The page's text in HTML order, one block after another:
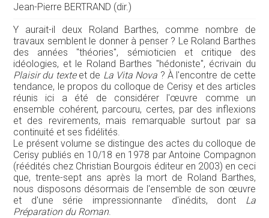
Jean-Pierre BERTRAND (dir.)
Y aurait-il deux Roland Barthes, comme nombre de
travaux semblent le donner à penser ? Le Roland Barthes
des années "théories", sémioticien et critique des
idéologies, et le Roland Barthes "hédoniste", écrivain du
Plaisir du texteet de La Vita Nova ? À l'encontre de cette
tendance, le propos du colloque de Cerisy et des articles
réunis ici a été de considérer l'œuvre comme un
ensemble cohérent, parcouru, certes, par des inflexions
et des revirements, mais remarquable surtout par sa
continuité et ses fidélités.
Le présent volume se distingue des actes du colloque de
Cerisy publiés en 10/18 en 1978 par Antoine Compagnon
(réédités chez Christian Bourgois éditeur en 2003) en ceci
que, trente-sept ans après la mort de Roland Barthes,
nous disposons désormais de l'ensemble de son œuvre
et d'une série impressionnante d'inédits, dont La
Préparation du Roman.